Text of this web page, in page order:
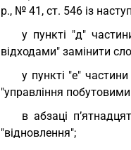
р., № 41, ст. 546 із
у пункті "д"
відходами" замінити
у пункті "е"
"управління
в абзаці
"відновлення";